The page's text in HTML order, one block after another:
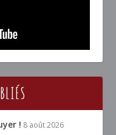
! 8 août 2026